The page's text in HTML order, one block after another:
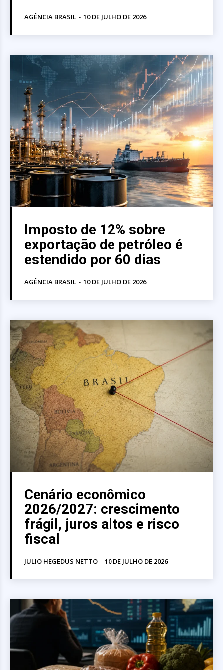
AGÊNCIA BRASIL - 10 DE JULHO DE 2026
Imposto de 12% sobre
exportação de petróleo é
estendido por 60 dias
AGÊNCIA BRASIL - 10 DE JULHO DE 2026
Cenário econômico
2026/2027: crescimento
frágil, juros altos e risco
fiscal
JULIO HEGEDUS NETTO - 10 DE JULHO DE 2026